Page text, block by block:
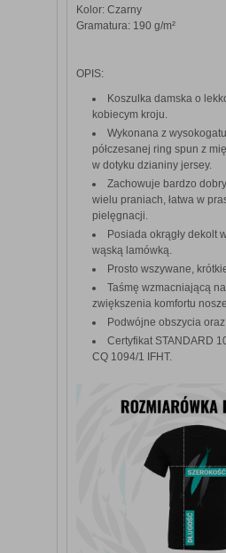
Kolor: Czarny
Gramatura: 190 g/m²
OPIS:
Koszulka damska o
kobiecym kroju.
Wykonana z
półczesanej ring spun z
w dotyku dzianiny jersey.
Zachowuje bardzo
wielu praniach, łatwa w
pielęgnacji.
Posiada okrągły dekolt
wąską lamówką.
Prosto wszywane,
Taśmę wzmacniającą
zwiększenia komfortu
Podwójne obszycia oraz
Certyfikat STANDARD
CQ 1094/1 IFHT.